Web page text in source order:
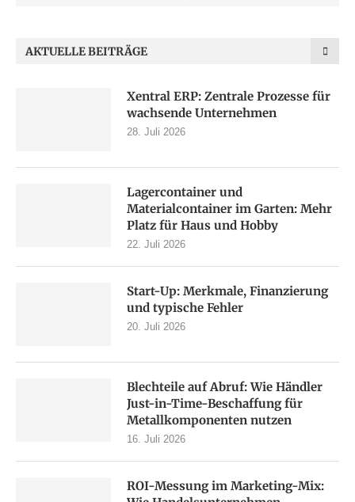
AKTUELLE BEITRÄGE
Xentral ERP: Zentrale Prozesse für
wachsende Unternehmen
28. Juli 2026
Lagercontainer und
Materialcontainer im Garten: Mehr
Platz für Haus und Hobby
22. Juli 2026
Start-Up: Merkmale, Finanzierung
und typische Fehler
20. Juli 2026
Blechteile auf Abruf: Wie Händler
Just-in-Time-Beschaffung für
Metallkomponenten nutzen
16. Juli 2026
ROI-Messung im Marketing-Mix: